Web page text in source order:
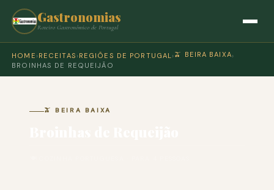
Gastronomias
Roteiro Gastronómico de Portugal
HOME › RECEITAS › REGIÕES DE PORTUGAL › 🫒 BEIRA BAIXA›
BROINHAS DE REQUEIJÃO
🫒 BEIRA BAIXA